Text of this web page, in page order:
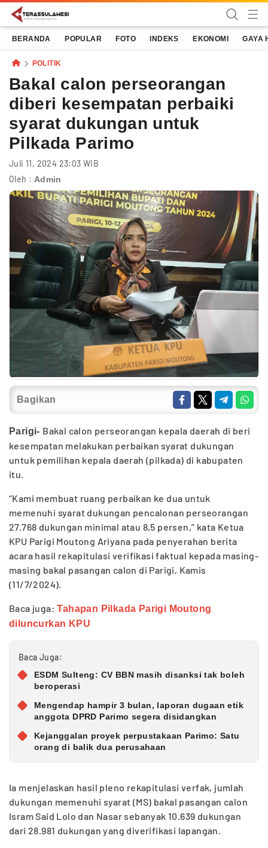
Terassulawesi
Kabar Menginspirasi
BERANDA POPULAR FOTO INDEKS EKONOMI GAYA
POLITIK
Bakal calon perseorangan
diberi kesempatan perbaiki
syarat dukungan untuk
Pilkada Parimo
Juli 11, 2024 23:03 WIB
Oleh : Admin
Bagikan
Parigi- Bakal calon perseorangan kepala daerah di beri
kesempatan melakukan perbaikan syarat dukungan
untuk pemilihan kepala daerah (pilkada) di kabupaten
itu.
“Kami membuat ruang perbaikan ke dua untuk
memenuhi syarat dukungan pencalonan perseorangan
27.768 dukungan minimal atau 8,5 persen,” kata Ketua
KPU Parigi Moutong Ariyana pada penyerahan berita
acara hasil rekapitulasi verifikasi faktual kepada masing-
masing bakal pasangan calon di Parigi, Kamis
(11/7/2024).
Baca juga:Tahapan Pilkada Parigi Moutong
diluncurkan KPU
Baca Juga:
ESDM Sulteng: CV BBN masih disanksi tak boleh
beroperasi
Mengendap hampir 3 bulan, laporan dugaan etik
anggota DPRD Parimo segera disidangkan
Kejanggalan proyek perpustakaan Parimo: Satu
orang di balik dua perusahaan
Ia menjelaskan hasil pleno rekapitulasi verfak, jumlah
dukungan memenuhi syarat (MS) bakal pasangan calon
Isram Said Lolo dan Nasar sebanyak 10.639 dukungan
dari 28.981 dukungan yang diverifikasi lapangan.